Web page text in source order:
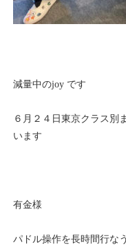
減量中のjoy です
６月２４日東京クラス
います
有金様
パドル操作を長時間行な